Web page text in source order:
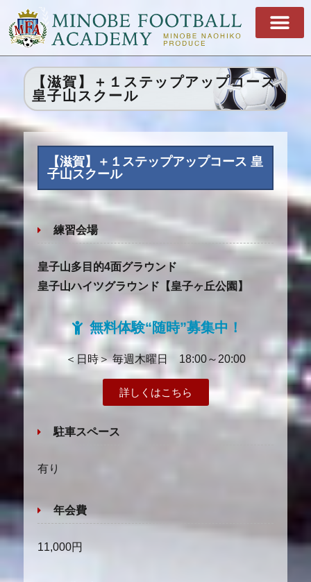
【滋賀】＋１ステップアップコース
皇子山スクール
【滋賀】＋１ステップアップコース 皇
子山スクール
練習会場
皇子山多目的4面グラウンド
皇子山ハイツグラウンド【皇子ヶ丘公園】
無料体験“随時”募集中！
＜日時＞ 毎週木曜日 18:00～20:00
詳しくはこちら
駐車スペース
有り
年会費
11,000円